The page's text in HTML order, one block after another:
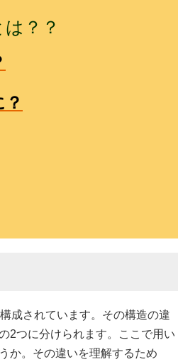
は？？
成されています。その構造の違
2つに分けられます。ここで用い
か。その違いを理解するため